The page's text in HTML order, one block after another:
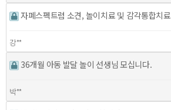
자폐스펙트럼 소견, 놀이치료 및 감각통합치료
강**
36개월 아동 발달 놀이 선생님 모십니다.
박**